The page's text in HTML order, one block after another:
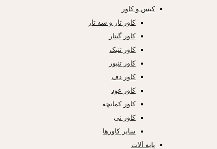
کیس و کاور
کاور تار و سه تار
کاور گیتار
کاور تنبک
کاور تنبور
کاور دف
کاور عود
کاور کمانچه
کاور نی
سایر کاورها
پایه آلات